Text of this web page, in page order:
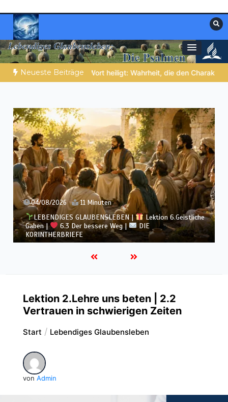
Inhalt
springen
Christliche Ressourcen
Materialien, die stärken. Antworten, die
leiten.
Neueste Beiträge
die den Charakter formt NOCH WACH? | 06.08.2026 |
03/08/2026 12 Minuten
LEBENDIGES GLAUBENSLEBEN |
Lektion 6.Geistliche
Gaben |
6.2 Einheit durch Vielfalt |
DIE
KORINTHERBRIEFE
Lektion 2.Lehre uns beten | 2.2
Vertrauen in schwierigen Zeiten
Start Lebendiges Glaubensleben
von Admin